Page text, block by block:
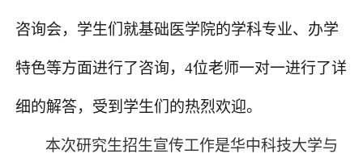
咨询会，学生们就基础医学院的学科专业、办学
特色等方面进行了咨询，4位老师一对一进行了详
细的解答，受到 学生们的热烈欢迎。
本次研究生招生宣传工作是华中科技大学与